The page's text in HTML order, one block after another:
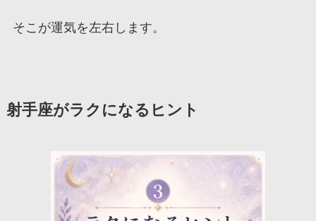
そこが運気を左右します。
射手座がラクになるヒント